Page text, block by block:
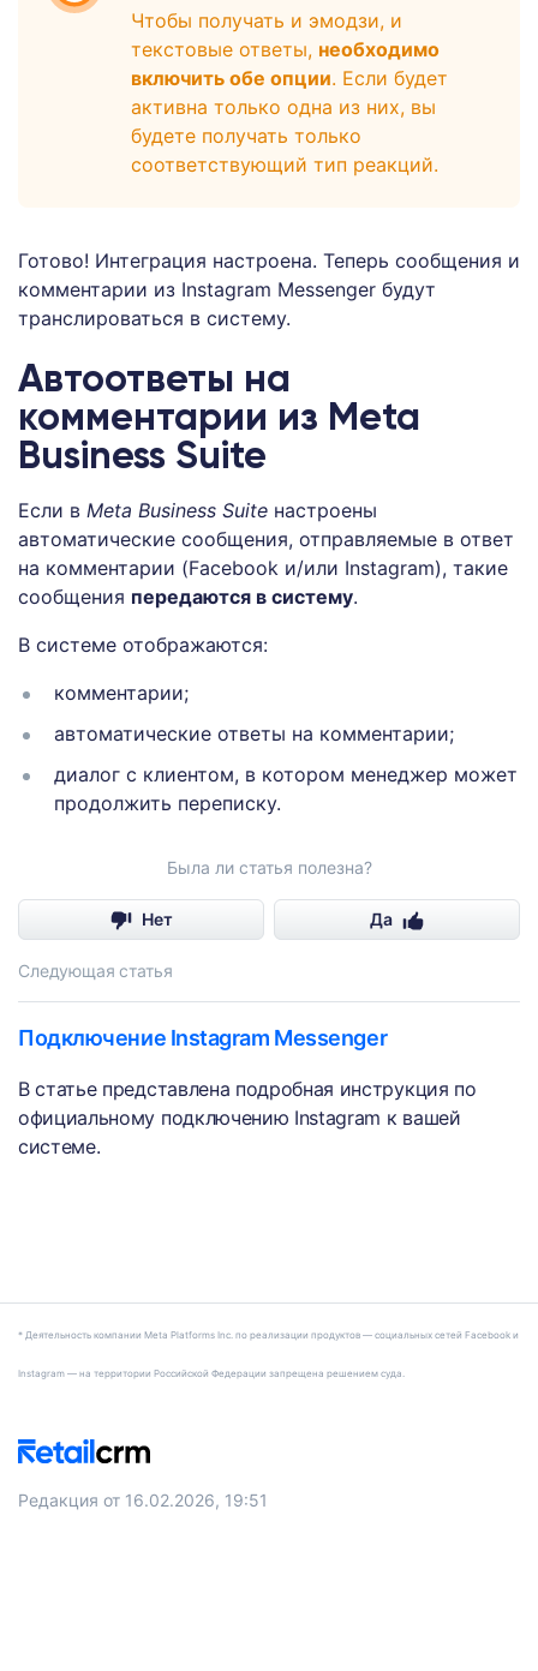
Чтобы получать и эмодзи, и
текстовые ответы, необходимо
включить обе опции. Если будет
активна только одна из них, вы
будете получать только
соответствующий тип реакций.
Готово! Интеграция настроена. Теперь сообщения и
комментарии из Instagram Messenger будут
транслироваться в систему.
Автоответы на
комментарии из Meta
Business Suite
Если в Meta Business Suite настроены
автоматические сообщения, отправляемые в ответ
на комментарии (Facebook и/или Instagram), такие
сообщения передаются в систему.
В системе отображаются:
комментарии;
автоматические ответы на комментарии;
диалог с клиентом, в котором менеджер может
продолжить переписку.
Была ли статья полезна?
Нет Да
Следующая статья
Подключение Instagram Messenger
В статье представлена подробная инструкция по
официальному подключению Instagram к вашей
системе.
* Деятельность компании Meta Platforms Inc. по реализации продуктов — социальных сетей Facebook и
Instagram — на территории Российской Федерации запрещена решением суда.
Редакция от 16.02.2026, 19:51